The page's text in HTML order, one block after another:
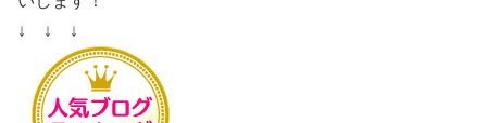
↓ ↓ ↓